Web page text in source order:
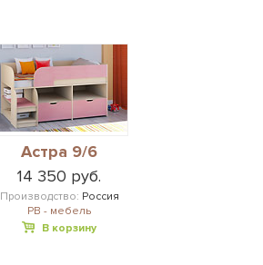
Астра 9/6
14 350 руб.
Производство: Россия
РВ - мебель
В корзину